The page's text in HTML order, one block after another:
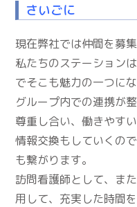
さいごに
現在弊社では仲間を募
私たちのステーション
でそこも魅力の一つにな
グループ内での連携が
尊重し合い、働きやす
情報交換もしていくの
も繋がります。
訪問看護師として、ま
用して、充実した時間